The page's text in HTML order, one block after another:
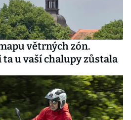
větrných zón.
u vaší chalupy zůstala